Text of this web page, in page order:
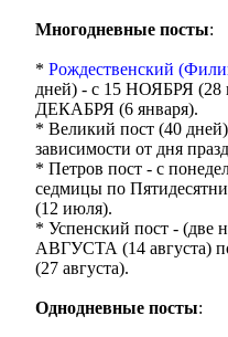
Многодневные посты:
* Рождественский
дней) - с 15 НОЯБРЯ (28
ДЕКАБРЯ (6 января).
* Великий пост (40
зависимости от дня
* Петров пост - с
седмицы по
(12 июля).
* Успенский пост - (две
АВГУСТА (14 августа)
(27 августа).
Однодневные посты: